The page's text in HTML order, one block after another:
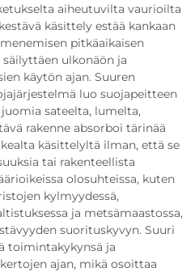
aiheutuvilta vaurioilta
käsittely estää kankaan
pitkäaikaisen
ulkonäön ja
käytön ajan. Suuren
luo suojapeitteen
sateelta, lumelta,
rakenne absorboi tärinää
käsittelyltä ilman, että se
tai rakenteellista
olosuhteissa, kuten
kylmyydessä,
ja metsämaastossa,
suorituskyvyn. Suuri
toimintakykynsä ja
ajan, mikä osoittaa